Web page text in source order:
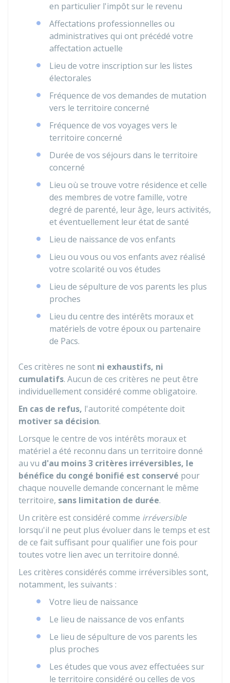
en particulier l'impôt sur le revenu
Affectations professionnelles ou
administratives qui ont précédé votre
affectation actuelle
Lieu de votre inscription sur les listes
électorales
Fréquence de vos demandes de mutation
vers le territoire concerné
Fréquence de vos voyages vers le
territoire concerné
Durée de vos séjours dans le territoire
concerné
Lieu où se trouve votre résidence et celle
des membres de votre famille, votre
degré de parenté, leur âge, leurs activités,
et éventuellement leur état de santé
Lieu de naissance de vos enfants
Lieu ou vous ou vos enfants avez réalisé
votre scolarité ou vos études
Lieu de sépulture de vos parents les plus
proches
Lieu du centre des intérêts moraux et
matériels de votre époux ou partenaire
de Pacs.
Ces critères ne sont ni exhaustifs, ni
cumulatifs. Aucun de ces critères ne peut être
individuellement considéré comme obligatoire.
En cas de refus, l'autorité compétente doit
motiver sa décision.
Lorsque le centre de vos intérêts moraux et
matériel a été reconnu dans un territoire donné
au vu d'au moins 3 critères irréversibles, le
bénéfice du congé bonifié est conservé pour
chaque nouvelle demande concernant le même
territoire, sans limitation de durée.
Un critère est considéré comme irréversible
lorsqu'il ne peut plus évoluer dans le temps et est
de ce fait suffisant pour qualifier une fois pour
toutes votre lien avec un territoire donné.
Les critères considérés comme irréversibles sont,
notamment, les suivants :
Votre lieu de naissance
Le lieu de naissance de vos enfants
Le lieu de sépulture de vos parents les
plus proches
Les études que vous avez effectuées sur
le territoire considéré ou celles de vos